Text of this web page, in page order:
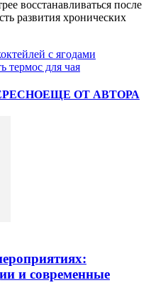
восстанавливаться после
развития хронических
с ягодами
термос для чая
ЕЩЕ ОТ АВТОРА
и современные